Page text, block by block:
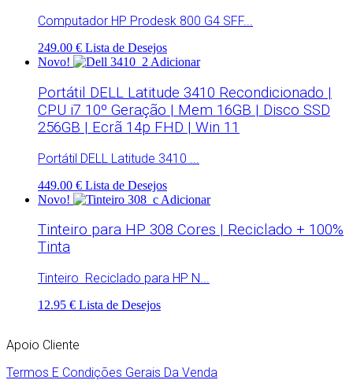
Computador HP Prodesk 800 G4 SFF...
249.00 € Lista de Desejos
Novo!
Adicionar
Portátil DELL Latitude 3410 Recondicionado |
CPU i7 10º Geração | Mem 16GB | Disco SSD
256GB | Ecrã 14p FHD | Win 11
Portátil DELL Latitude 3410 ...
449.00 € Lista de Desejos
Novo!
Adicionar
Tinteiro para HP 308 Cores | Reciclado + 100%
Tinta
Tinteiro Reciclado para HP N...
12.95 € Lista de Desejos
Apoio Cliente
Termos E Condições Gerais Da Venda